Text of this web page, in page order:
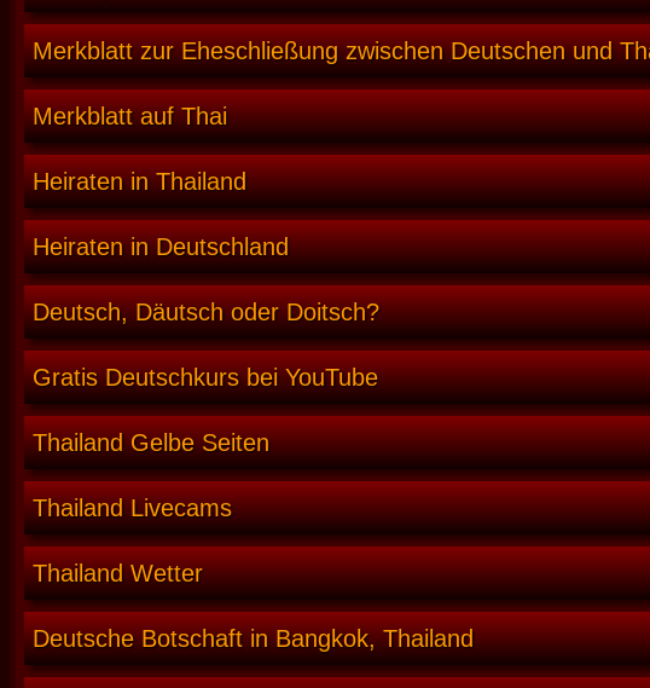
Merkblatt zur Eheschließung zwischen Deutschen und
Merkblatt auf Thai
Heiraten in Thailand
Heiraten in Deutschland
Deutsch, Däutsch oder Doitsch?
Gratis Deutschkurs bei YouTube
Thailand Gelbe Seiten
Thailand Livecams
Thailand Wetter
Deutsche Botschaft in Bangkok, Thailand